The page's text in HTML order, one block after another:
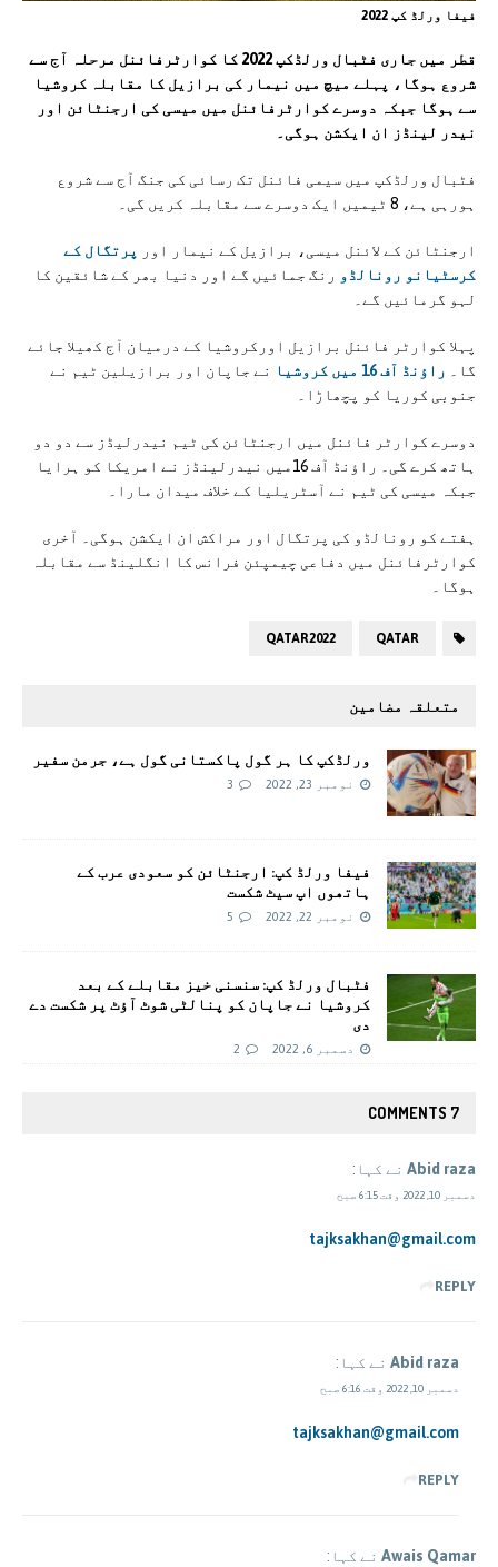
فیفا ورلڈ کپ 2022
قطر میں جاری فٹبال ورلڈکپ 2022 کا کوارٹرفائنل مرحلہ آج سے
شروع ہوگا، پہلے میچ میں نیمار کی برازیل کا مقابلہ کروشیا
سے ہوگا جبکہ دوسرے کوارٹرفائنل میں میسی کی ارجنٹائن اور
نیدر لینڈز ان ایکشن ہوگی۔
فٹبال ورلڈکپ میں سیمی فائنل تک رسائی کی جنگ آج سے شروع
ہورہی ہے، 8 ٹیمیں ایک دوسرے سے مقابلہ کریں گی۔
ارجنٹائن کے لائنل میسی، برازیل کے نیمار اور
پرتگال کے
کرسٹیانو رونالڈو رنگ جمائیں گے اور دنیا بھر کے شائقین کا
لہو گرمائیں گے۔
پہلا کوارٹر فائنل برازیل اورکروشیا کے درمیان آج کھیلا جائے
گا۔ راؤنڈ آف 16 میں کروشیا
نے جاپان اور برازیلین ٹیم نے
جنوبی کوریا کو پچھاڑا۔
دوسرے کوارٹر فائنل میں ارجنٹائن کی ٹیم نیدرلیڈز سے دو دو
ہاتھ کرے گی۔ راؤنڈ آف 16میں نیدرلینڈز نے امریکا کو ہرایا
جبکہ میسی کی ٹیم نے آسٹریلیا کے خلاف میدان مارا۔
ہفتے کو رونالڈو کی پرتگال اور مراکش ان ایکشن ہوگی۔ آخری
کوارٹرفائنل میں دفاعی چیمپئن فرانس کا انگلینڈ سے مقابلہ
ہوگا۔
QATAR
QATAR2022
متعلقہ مضامین
ورلڈکپ کا ہر گول پاکستانی گول ہے، جرمن سفیر
نومبر 23, 2022 3
فیفا ورلڈ کپ: ارجنٹائن کو سعودی عرب کے
ہاتھوں اپ سیٹ شکست
نومبر 22, 2022 5
فٹبال ورلڈ کپ: سنسنی خیز مقابلے کے بعد
کروشیا نے جاپان کو پنالٹی شوٹ آؤٹ پر شکست دے
دی
دسمبر 6, 2022 2
7 COMMENTS
Abid raza نے کہا:
دسمبر 10, 2022 وقت 6:15 صبح
tajksakhan@gmail.com
REPLY
Abid raza نے کہا:
دسمبر 10, 2022 وقت 6:16 صبح
tajksakhan@gmail.com
REPLY
Awais Qamar نے کہا: